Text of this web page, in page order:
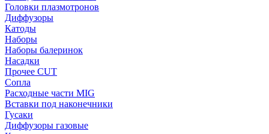
Головки плазмотронов
Диффузоры
Катоды
Наборы
Наборы балеринок
Насадки
Прочее CUT
Сопла
Расходные части MIG
Вставки под наконечники
Гусаки
Диффузоры газовые